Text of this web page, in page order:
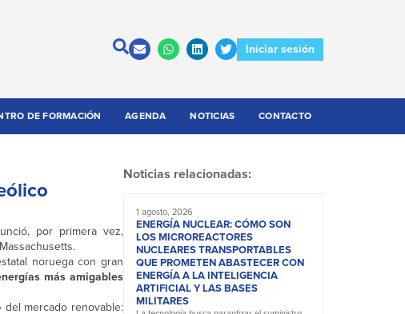
Iniciar sesión
DE FORMACIÓN AGENDA NOTICIAS CONTACTO
por primera vez,
noruega con gran
más amigables
mercado renovable:
Noticias relacionadas:
1 agosto, 2026
ENERGÍA NUCLEAR: CÓMO SON
LOS MICROREACTORES
NUCLEARES TRANSPORTABLES
QUE PROMETEN ABASTECER CON
ENERGÍA A LA INTELIGENCIA
ARTIFICIAL Y LAS BASES
MILITARES